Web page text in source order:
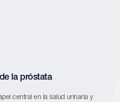
la próstata
central en la salud urinaria y